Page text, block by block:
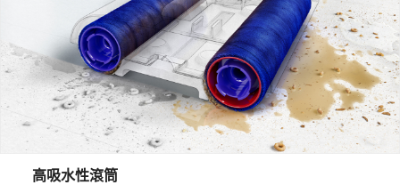
高吸水性滾筒